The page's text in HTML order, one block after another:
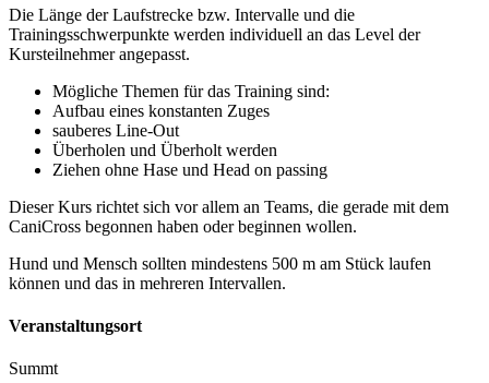
Die Länge der Laufstrecke bzw. Intervalle und die
Trainingsschwerpunkte werden individuell an das Level der
Kursteilnehmer angepasst.
Mögliche Themen für das Training sind:
Aufbau eines konstanten Zuges
sauberes Line-Out
Überholen und Überholt werden
Ziehen ohne Hase und Head on passing
Dieser Kurs richtet sich vor allem an Teams, die gerade mit dem
CaniCross begonnen haben oder beginnen wollen.
Hund und Mensch sollten mindestens 500 m am Stück laufen
können und das in mehreren Intervallen.
Veranstaltungsort
Summt